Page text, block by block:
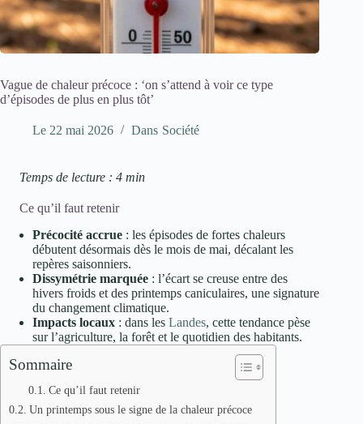
Vague de chaleur précoce : ‘on s’attend à voir ce type
d’épisodes de plus en plus tôt’
Le 22 mai 2026 Dans Société
Temps de lecture : 4 min
Ce qu’il faut retenir
Précocité accrue : les épisodes de fortes chaleurs
débutent désormais dès le mois de mai, décalant les
repères saisonniers.
Dissymétrie marquée : l’écart se creuse entre des
hivers froids et des printemps caniculaires, une signature
du changement climatique.
Impacts locaux : dans les Landes, cette tendance pèse
sur l’agriculture, la forêt et le quotidien des habitants.
Sommaire
Ce qu’il faut retenir
Un printemps sous le signe de la chaleur précoce